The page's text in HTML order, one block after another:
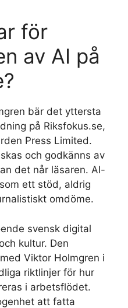
för
av AI på
bär det yttersta
på Riksfokus.se,
Press Limited.
och godkänns av
det når läsaren. AI-
ett stöd, aldrig
omdöme.
svensk digital
kultur. Den
Viktor Holmgren i
riktlinjer för hur
i arbetsflödet.
att fatta